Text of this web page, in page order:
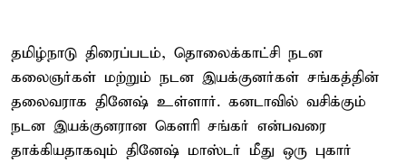
தமிழ்நாடு திரைப்படம், தொலைக்காட்சி நடன
கலைஞர்கள் மற்றும் நடன இயக்குனர்கள் சங்கத்தின்
தலைவராக தினேஷ் உள்ளார். கனடாவில் வசிக்கும்
நடன இயக்குனரான கௌரி சங்கர் என்பவரை
தாக்கியதாகவும் தினேஷ் மாஸ்டர் மீது ஒரு புகார்